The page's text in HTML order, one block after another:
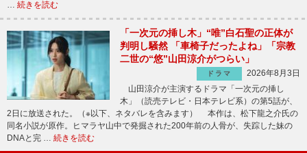
… 続きを読む
「一次元の挿し木」“唯”白石聖の正体が
判明し騒然 「車椅子だったよね」「宗教
二世の“悠”山田涼介がつらい」
ドラマ
2026年8月3日
山田涼介が主演するドラマ「一次元の挿し
木」（読売テレビ・日本テレビ系）の第5話が、
2日に放送された。（※以下、ネタバレを含みます） 本作は、松下龍之介氏の
同名小説が原作。ヒマラヤ山中で発掘された200年前の人骨が、失踪した妹の
DNAと完 … 続きを読む